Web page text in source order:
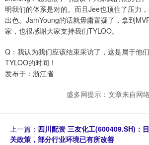
明我们的体系是对的。而且Jee也顶住了压力
出色。JamYoung的话就毋庸置疑了，拿到
家，也很感谢大家支持我们TYLOO。
Q：我认为我们应该结束采访了，这是属于他
TYLOO的时间！
发布于：浙江省
盛多网提示：文章来自网
上一篇： 四川配资 三友化工(600409.SH)：
关政策，部分行业环境已有所改善